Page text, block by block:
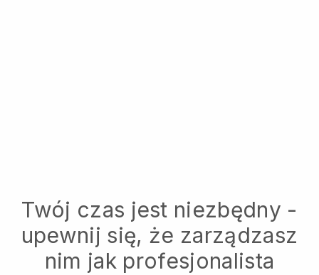
Twój czas jest niezbędny -
upewnij się, że zarządzasz
nim jak profesjonalista